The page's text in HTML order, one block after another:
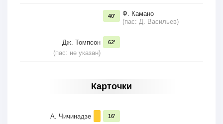
Ф. Камано
(пас: Д. Васильев)
40'
Дж. Томпсон
(пас: не указан)
62'
Карточки
А. Чичинадзе 16'